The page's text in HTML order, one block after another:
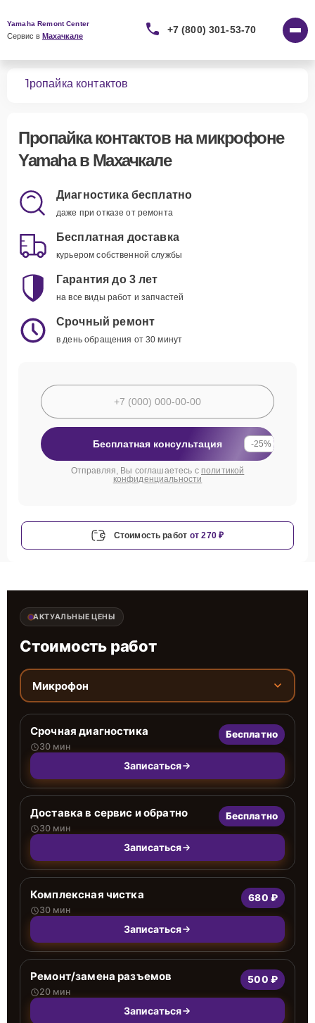
Yamaha Remont Center
Сервис в Махачкале
+7 (800) 301-53-70
Пропайка контактов
Пропайка контактовна микрофоне
Yamaha в Махачкале
Диагностика бесплатно
даже при отказе от ремонта
Бесплатная доставка
курьером собственной службы
Гарантия до 3 лет
на все виды работ и запчастей
Срочный ремонт
в день обращения от 30 минут
Бесплатная консультация -25%
Отправляя, Вы соглашаетесь с политикой
конфиденциальности
Стоимость работ от 270 ₽
АКТУАЛЬНЫЕ ЦЕНЫ
Стоимость работ
Микрофон
Срочная диагностика
30 мин
Бесплатно
Записаться
Доставка в сервис и обратно
30 мин
Бесплатно
Записаться
Комплексная чистка
30 мин
680 ₽
Записаться
Ремонт/замена разъемов
20 мин
500 ₽
Записаться